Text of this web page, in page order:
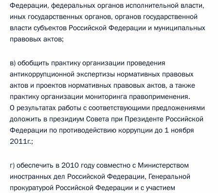
Федерации, федеральных органов исполнительной власти,
иных государственных органов, органов государственной
власти субъектов Российской Федерации и муниципальных
правовых актов;
в) обобщить практику организации проведения
антикоррупционной экспертизы нормативных правовых
актов и проектов нормативных правовых актов, а также
практику организации мониторинга правоприменения.
О результатах работы с соответствующими предложениями
доложить в президиум Совета при Президенте Российской
Федерации по противодействию коррупции до 1 ноября
2011г.;
г) обеспечить в 2010 году совместно с Министерством
иностранных дел Российской Федерации, Генеральной
прокуратурой Российской Федерации и с участием